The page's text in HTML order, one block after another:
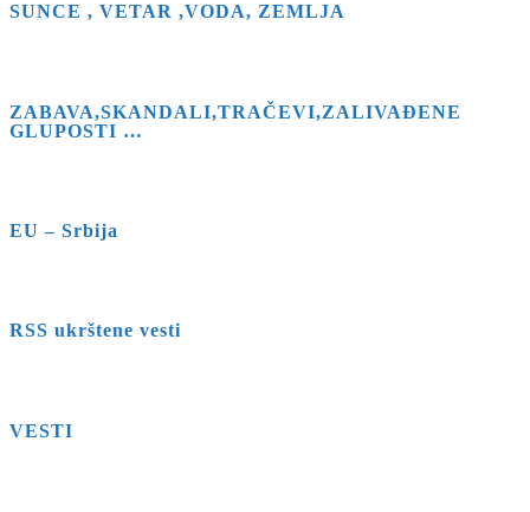
SUNCE , VETAR ,VODA, ZEMLJA
ZABAVA,SKANDALI,TRAČEVI,ZALIVAĐENE
GLUPOSTI …
EU – Srbija
RSS ukrštene vesti
VESTI